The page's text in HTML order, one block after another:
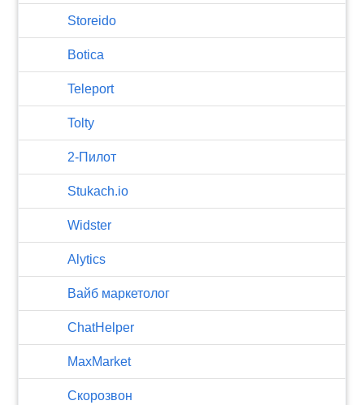
Storeido
Botica
Teleport
Tolty
2-Пилот
Stukach.io
Widster
Alytics
Вайб маркетолог
ChatHelper
MaxMarket
Скорозвон